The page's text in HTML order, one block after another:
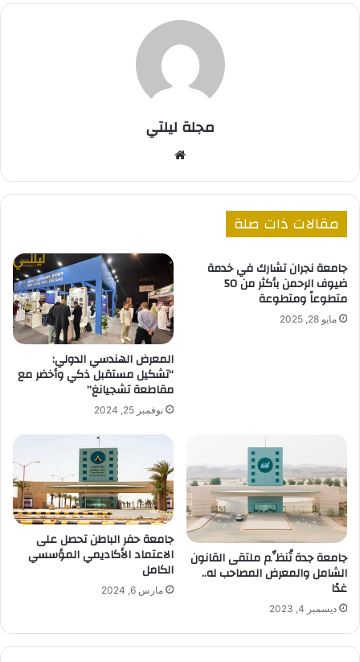
مجلة ليلتي
مقالات ذات صلة
جامعة نجران تشارك في خدمة
ضيوف الرحمن بأكثر من 50
متطوعاً ومتطوعة
مايو 28, 2025
المعرض الهندسي الدولي:
“تشكيل مستقبل ذكي وأخضر مع
مقاطعة تشجيانغ”
نوفمبر 25, 2024
جامعة جدة تُنظِّم ملتقى القانون
الشامل والمعرض المصاحب له..
غدًا
ديسمبر 4, 2023
جامعة حفر الباطن تحصل على
الاعتماد الأكاديمي المؤسسي
الكامل
مارس 6, 2024